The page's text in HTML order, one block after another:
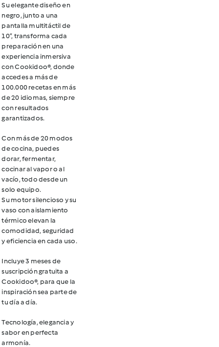
Su elegante diseño en
negro, junto a una
pantalla multitáctil de
10”, transforma cada
preparación en una
experiencia inmersiva
con Cookidoo®, donde
accedes a más de
100.000 recetas en más
de 20 idiomas, siempre
con resultados
garantizados.
Con más de 20 modos
de cocina, puedes
dorar, fermentar,
cocinar al vapor o al
vacío, todo desde un
solo equipo.
Su motor silencioso y su
vaso con aislamiento
térmico elevan la
comodidad, seguridad
y eficiencia en cada uso.
Incluye 3 meses de
suscripción gratuita a
Cookidoo®, para que la
inspiración sea parte de
tu día a día.
Tecnología, elegancia y
sabor en perfecta
armonía.